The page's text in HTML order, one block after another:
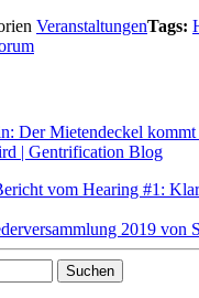
VeranstaltungenTags:
Der Mietendeckel kommt
| Gentrification Blog
vom Hearing #1:
2019 von